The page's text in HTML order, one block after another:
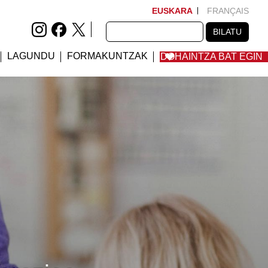
EUSKARA FRANÇAIS
BILATU BILATU
LAGUNDU FORMAKUNTZAK DOHAINTZA BAT EGIN